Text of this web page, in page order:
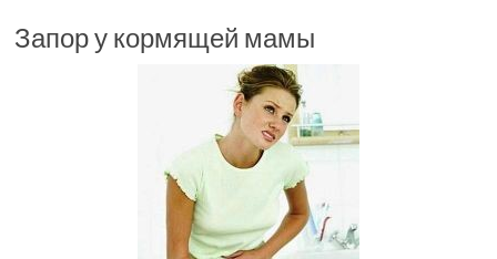
Запор у кормящей мамы